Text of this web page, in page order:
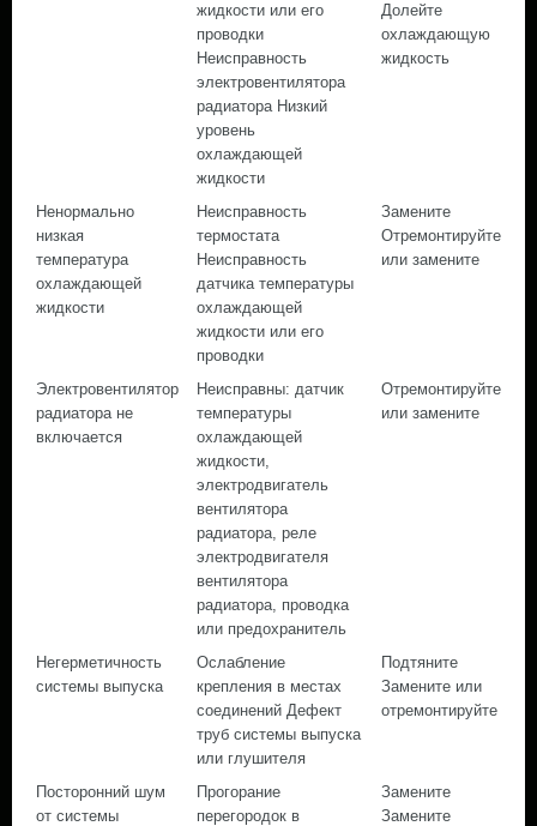
жидкости или его
проводки
Неисправность
электровентилятора
радиатора Низкий
уровень
охлаждающей
жидкости
Долейте
охлаждающую
жидкость
Ненормально
низкая
температура
охлаждающей
жидкости
Неисправность
термостата
Неисправность
датчика температуры
охлаждающей
жидкости или его
проводки
Замените
Отремонтируйте
или замените
Электровентилятор
радиатора не
включается
Неисправны: датчик
температуры
охлаждающей
жидкости,
электродвигатель
вентилятора
радиатора, реле
электродвигателя
вентилятора
радиатора, проводка
или предохранитель
Отремонтируйте
или замените
Негерметичность
системы выпуска
Ослабление
крепления в местах
соединений Дефект
труб системы выпуска
или глушителя
Подтяните
Замените или
отремонтируйте
Посторонний шум
от системы
Прогорание
перегородок в
Замените
Замените